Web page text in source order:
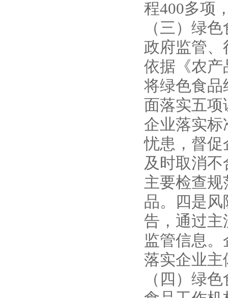
程400多项
（三）绿
政府监管、
依据《农产
将绿色食品
面落实五项
企业落实
忧患，督促
及时取消
主要检查
品。四是
告，通过主
监管信息
落实企业主
（四）绿